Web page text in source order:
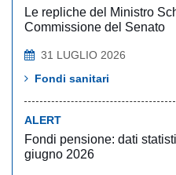
Le repliche del Ministro
Commissione del Senato
31 LUGLIO 2026
Fondi sanitari
ALERT
Fondi pensione: dati
giugno 2026